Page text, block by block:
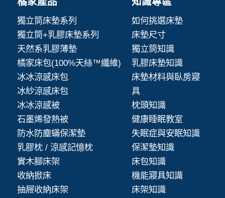
獨立筒床墊系列
獨立筒+乳膠床墊系列
天然系乳膠薄墊
橘家床包(100%天絲™纖維)
冰冰涼感床包
冰紗涼感床包
冰冰涼感被
石墨烯發熱被
防水防塵蟎保潔墊
乳膠枕 / 涼感記憶枕
實木腳床架
收納掀床
抽屜收納床架
如何挑選床墊
床墊尺寸
獨立筒知識
乳膠床墊知識
床墊材料與臥房寢
具
枕頭知識
健康睡眠教室
失眠症與安眠知識
保潔墊知識
床包知識
機能寢具知識
床架知識